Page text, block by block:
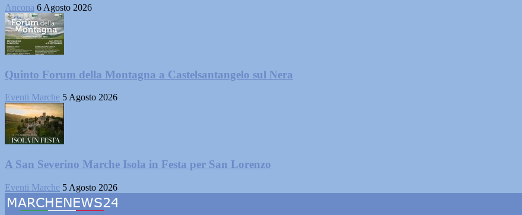
Ancona 6 Agosto 2026
Quinto Forum della Montagna a Castelsantangelo sul Nera
Eventi Marche 5 Agosto 2026
A San Severino Marche Isola in Festa per San Lorenzo
Eventi Marche 5 Agosto 2026